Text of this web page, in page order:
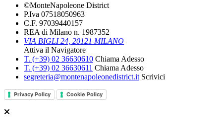
©MonteNapoleone District
P.Iva 07518050963
C.F. 97039440157
REA di Milano n. 1987352
VIA BIGLI 24, 20121 MILANO
Attiva il Navigatore
T. (+39­) 02­ 36630610­ Chiama Adesso
T. (+39­) 02­ 36630611­ Chiama Adesso
segreteria@montenapoleonedistrict.it Scrivici
Privacy Policy Cookie Policy